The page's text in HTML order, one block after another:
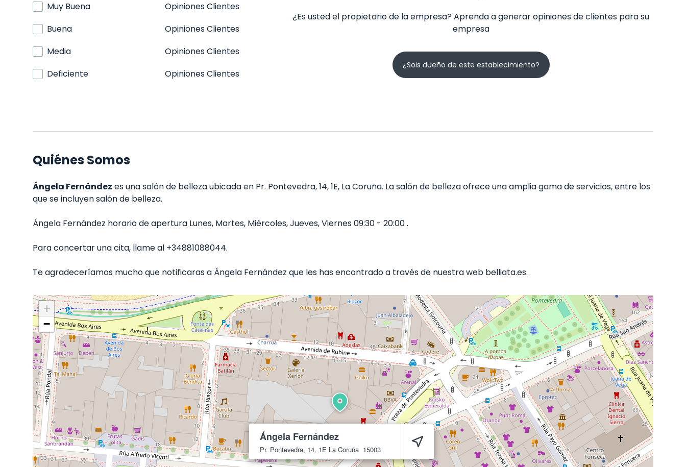
Muy Buena
Opiniones Clientes
Buena
Opiniones Clientes
Media
Opiniones Clientes
Deficiente
Opiniones Clientes
¿Es usted el propietario de la empresa? Aprenda a generar opiniones de clientes para su
empresa
¿Sois dueño de este establecimiento?
Quiénes Somos
Ángela Fernández es una salón de belleza ubicada en Pr. Pontevedra, 14, 1E, La Coruña. La salón de belleza ofrece una amplia gama de servicios, entre los
que se incluyen salón de belleza.
Ángela Fernández horario de apertura Lunes, Martes, Miércoles, Jueves, Viernes 09:30 - 20:00 .
Para concertar una cita, llame al +34881088044.
Te agradeceríamos mucho que notificaras a Ángela Fernández que les has encontrado a través de nuestra web belliata.es.
Ángela Fernández
Pr. Pontevedra, 14, 1E La Coruña 15003
+
−